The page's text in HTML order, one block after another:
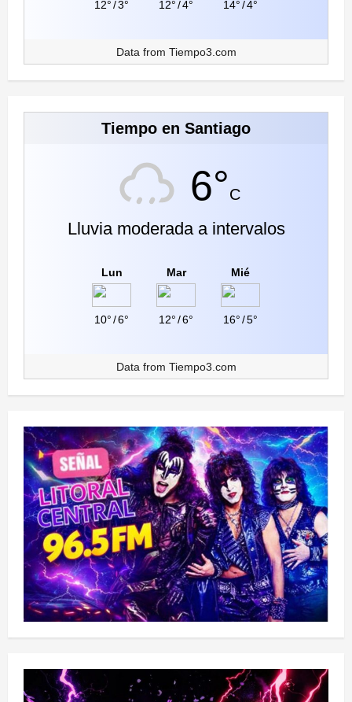
12°/3° 12°/4° 14°/4°
Data from Tiempo3.com
Tiempo en Santiago
6°C
Lluvia moderada a intervalos
Lun
10°/6°
Mar
12°/6°
Mié
16°/5°
Data from Tiempo3.com